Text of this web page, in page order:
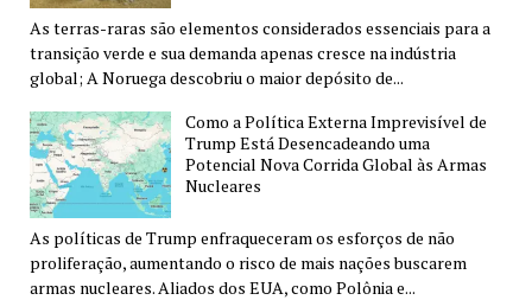
As terras-raras são elementos considerados essenciais para a
transição verde e sua demanda apenas cresce na indústria
global; A Noruega descobriu o maior depósito de...
Como a Política Externa Imprevisível de
Trump Está Desencadeando uma
Potencial Nova Corrida Global às Armas
Nucleares
As políticas de Trump enfraqueceram os esforços de não
proliferação, aumentando o risco de mais nações buscarem
armas nucleares. Aliados dos EUA, como Polônia e...